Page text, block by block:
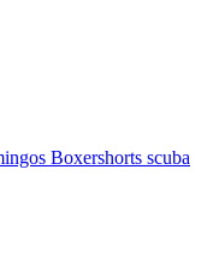
Boxershorts scuba